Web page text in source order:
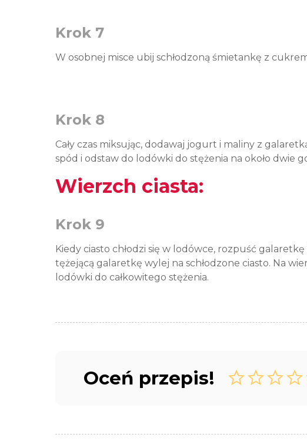
Krok 7
W osobnej misce ubij schłodzoną śmietankę z
Krok 8
Cały czas miksując, dodawaj jogurt i maliny z
spód i odstaw do lodówki do stężenia na około dwie
Wierzch ciasta:
Krok 9
Kiedy ciasto chłodzi się w lodówce, rozpuść
tężejącą galaretkę wylej na schłodzone ciasto. Na
lodówki do całkowitego stężenia.
Oceń przepis!